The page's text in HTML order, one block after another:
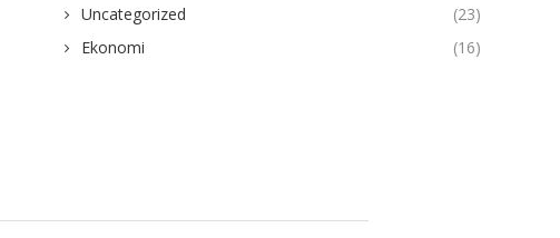
Uncategorized
(23)
Ekonomi
(16)